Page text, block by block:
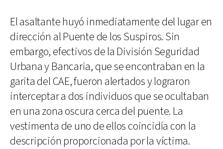
El asaltante huyó inmediatamente del lugar en
dirección al Puente de los Suspiros. Sin
embargo, efectivos de la División Seguridad
Urbana y Bancaria, que se encontraban en la
garita del CAE, fueron alertados y lograron
interceptar a dos individuos que se ocultaban
en una zona oscura cerca del puente. La
vestimenta de uno de ellos coincidía con la
descripción proporcionada por la víctima.